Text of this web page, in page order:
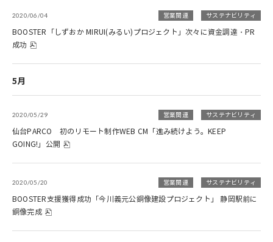
2020/06/04 営業関連 サステナビリティ
BOOSTER「しずおか MIRUI(みるい)プロジェクト」次々に資金調達・PR
成功
5月
2020/05/29 営業関連 サステナビリティ
仙台PARCO 初のリモート制作WEB CM「進み続けよう。KEEP
GOING!」公開
2020/05/20 営業関連 サステナビリティ
BOOSTER支援獲得成功「今川義元公銅像建設プロジェクト」 静岡駅前に
銅像完成